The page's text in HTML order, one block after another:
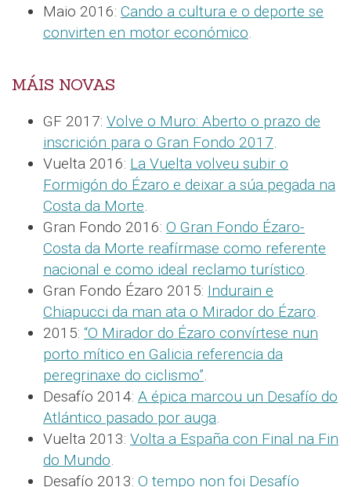
Maio 2016: Cando a cultura e o deporte se
convirten en motor económico.
MÁIS NOVAS
GF 2017: Volve o Muro: Aberto o prazo de
inscrición para o Gran Fondo 2017.
Vuelta 2016: La Vuelta volveu subir o
Formigón do Ézaro e deixar a súa pegada na
Costa da Morte.
Gran Fondo 2016: O Gran Fondo Ézaro-
Costa da Morte reafírmase como referente
nacional e como ideal reclamo turístico.
Gran Fondo Ézaro 2015: Indurain e
Chiapucci da man ata o Mirador do Ézaro.
2015: “O Mirador do Ézaro convírtese nun
porto mítico en Galicia referencia da
peregrinaxe do ciclismo”.
Desafío 2014: A épica marcou un Desafío do
Atlántico pasado por auga.
Vuelta 2013: Volta a España con Final na Fin
do Mundo.
Desafío 2013: O tempo non foi Desafío